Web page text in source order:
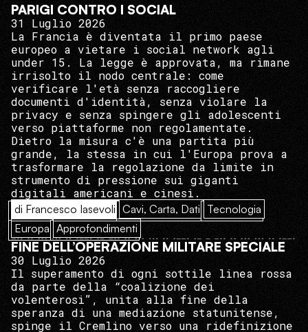
PARIGI CONTRO I SOCIAL
31 Luglio 2026
La Francia è diventata il primo paese
europeo a vietare i social network agli
under 15. La legge è approvata, ma rimane
irrisolto il nodo centrale: come
verificare l'età senza raccogliere
documenti d'identità, senza violare la
privacy e senza spingere gli adolescenti
verso piattaforme non regolamentate.
Dietro la misura c'è una partita più
grande, la stessa in cui l'Europa prova a
trasformare la regolazione da limite in
strumento di pressione sui giganti
digitali americani e cinesi.
di Francesco Iasevoli Cavi, Carta, Dati Tecnologia
Europa Approfondimenti
FINE DELL’OPERAZIONE MILITARE SPECIALE
30 Luglio 2026
Il superamento di ogni sottile linea rossa
da parte della “coalizione dei
volenterosi”, unita alla fine della
speranza di una mediazione statunitense,
spinge il Cremlino verso una ridefinizione